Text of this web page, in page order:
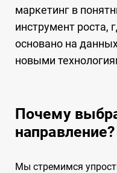
маркетинг в
инструмент роста,
основано на
новыми
Почему
направление?
Мы стремимся